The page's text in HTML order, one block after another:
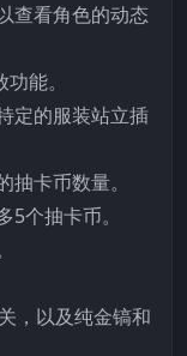
查看角色的动态
能。
定的服装站立插
卡币数量。
个抽卡币。
，以及纯金镐和